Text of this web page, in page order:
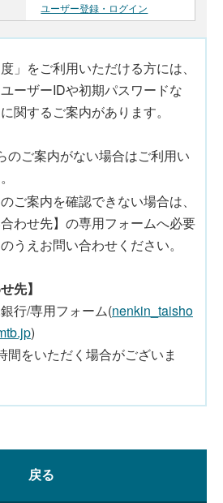
ユーザー登録・ログイン
」をご利用いただける方には、
ーザーIDや初期パスワードな
関するご案内があります。
のご案内がない場合はご利用い
ご案内を確認できない場合は、
わせ先】の専用フォームへ必要
うえお問い合わせください。
先】
行/専用フォーム(nenkin_taisho
)
間をいただく場合がございま
戻る